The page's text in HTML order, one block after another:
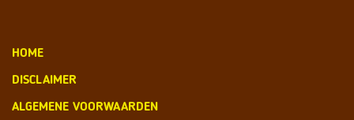
HOME
DISCLAIMER
ALGEMENE VOORWAARDEN